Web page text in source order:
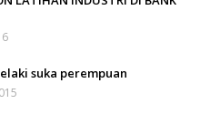
suka perempuan